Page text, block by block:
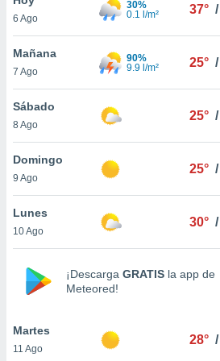
en
más
nuestra
de
aceptar
de
6 Ago
30%
0.1 l/m²
37° /
Mañana
7 Ago
90%
9.9 l/m²
25° /
Sábado
8 Ago
25° /
Domingo
9 Ago
25° /
Lunes
10 Ago
30° /
¡Descarga GRATIS la app de
Meteored!
Martes
11 Ago
28° /